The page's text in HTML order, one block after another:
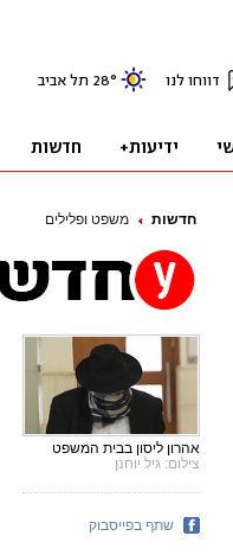
חדשות משפט ופלילים
אהרון ליסון בבית המשפט
צילום: גיל יוחנן
שתף בפייסבוק